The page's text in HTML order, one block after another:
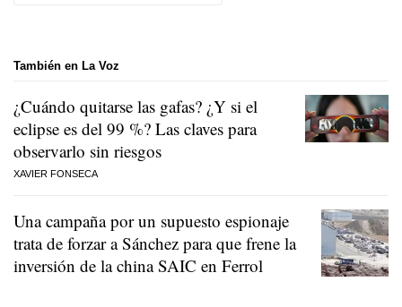
También en La Voz
¿Cuándo quitarse las gafas? ¿Y si el
eclipse es del 99 %? Las claves para
observarlo sin riesgos
XAVIER FONSECA
Una campaña por un supuesto espionaje
trata de forzar a Sánchez para que frene la
inversión de la china SAIC en Ferrol